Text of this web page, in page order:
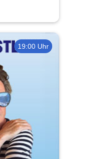
19:00 Uhr